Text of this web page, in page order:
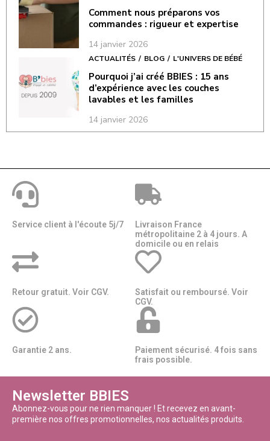
Comment nous préparons vos
commandes : rigueur et expertise
14 janvier 2026
ACTUALITÉS BLOG L'UNIVERS DE BÉBÉ
Pourquoi j’ai créé BBIES : 15 ans
d’expérience avec les couches
lavables et les familles
14 janvier 2026
Service client à l'écoute 5j/7
Livraison France
métropolitaine 2 à 4 jours. A
domicile ou en relais​​
Retour gratuit. Voir CGV.
Satisfait ou remboursé. Voir
CGV.
Garantie 2 ans.
Paiement sécurisé. 4 fois sans
frais possible.
Newsletter BBIES
Abonnez-vous pour ne rien manquer ! Et recevez en avant-
première nos offres promotionnelles, nos actualités produits.